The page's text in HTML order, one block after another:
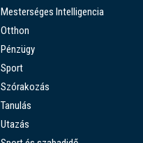
Mesterséges Intelligencia
Otthon
Pénzügy
Sport
Szórakozás
Tanulás
Utazás